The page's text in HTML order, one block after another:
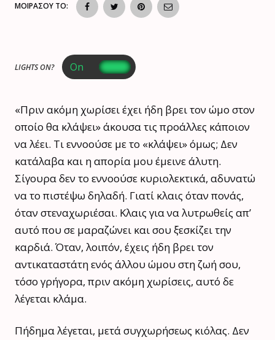
ΜΟΙΡΑΣΟΥ ΤΟ:
LIGHTS ON?
«Πριν ακόμη χωρίσει έχει ήδη βρει τον ώμο στον
οποίο θα κλάψει» άκουσα τις προάλλες κάποιον
να λέει. Τι εννοούσε με το «κλάψει» όμως; Δεν
κατάλαβα και η απορία μου έμεινε άλυτη.
Σίγουρα δεν το εννοούσε κυριολεκτικά, αδυνατώ
να το πιστέψω δηλαδή. Γιατί κλαις όταν πονάς,
όταν στεναχωριέσαι. Κλαις για να λυτρωθείς απ’
αυτό που σε μαραζώνει και σου ξεσκίζει την
καρδιά. Όταν, λοιπόν, έχεις ήδη βρει τον
αντικαταστάτη ενός άλλου ώμου στη ζωή σου,
τόσο γρήγορα, πριν ακόμη χωρίσεις, αυτό δε
λέγεται κλάμα.
Πήδημα λέγεται, μετά συγχωρήσεως κιόλας. Δεν